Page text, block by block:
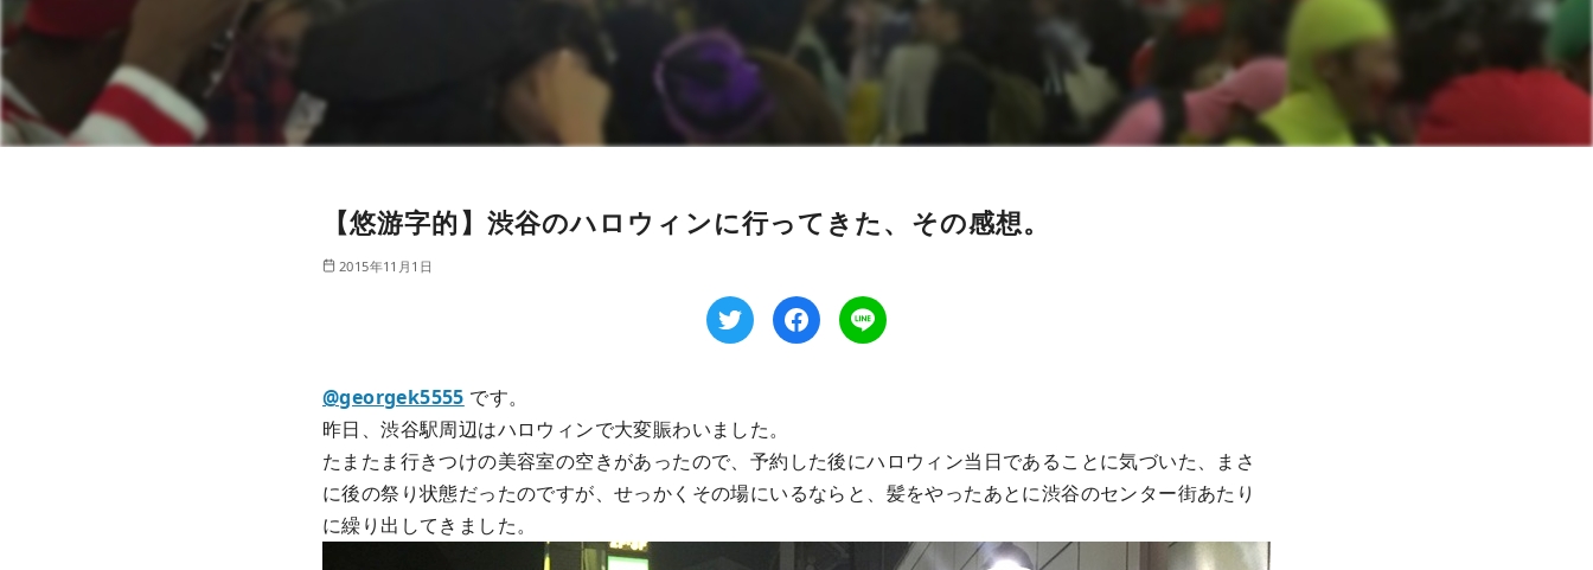
【悠游字的】渋谷のハロウィンに行ってきた、その感想。
2015年11月1日
@georgek5555 です。
昨日、渋谷駅周辺はハロウィンで大変賑わいました。
たまたま行きつけの美容室の空きがあったので、予約した後にハロウィン当日であることに気づいた、まさ
に後の祭り状態だったのですが、せっかくその場にいるならと、髪をやったあとに渋谷のセンター街あたり
に繰り出してきました。